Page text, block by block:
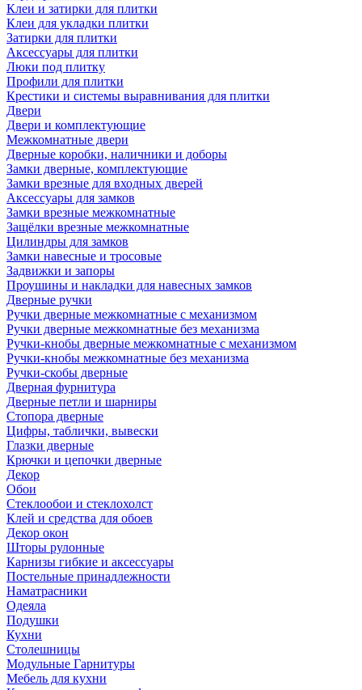
Клеи и затирки для плитки
Клеи для укладки плитки
Затирки для плитки
Аксессуары для плитки
Люки под плитку
Профили для плитки
Крестики и системы выравнивания для плитки
Двери
Двери и комплектующие
Межкомнатные двери
Дверные коробки, наличники и доборы
Замки дверные, комплектующие
Замки врезные для входных дверей
Аксессуары для замков
Замки врезные межкомнатные
Защёлки врезные межкомнатные
Цилиндры для замков
Замки навесные и тросовые
Задвижки и запоры
Проушины и накладки для навесных замков
Дверные ручки
Ручки дверные межкомнатные с механизмом
Ручки дверные межкомнатные без механизма
Ручки-кнобы дверные межкомнатные с механизмом
Ручки-кнобы межкомнатные без механизма
Ручки-скобы дверные
Дверная фурнитура
Дверные петли и шарниры
Стопора дверные
Цифры, таблички, вывески
Глазки дверные
Крючки и цепочки дверные
Декор
Обои
Стеклообои и стеклохолст
Клей и средства для обоев
Декор окон
Шторы рулонные
Карнизы гибкие и аксессуары
Постельные принадлежности
Наматрасники
Одеяла
Подушки
Кухни
Столешницы
Модульные Гарнитуры
Мебель для кухни